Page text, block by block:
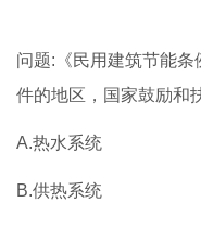
问题:《民用建筑节能
件的地区，国家鼓励和
A.热水系统
B.供热系统